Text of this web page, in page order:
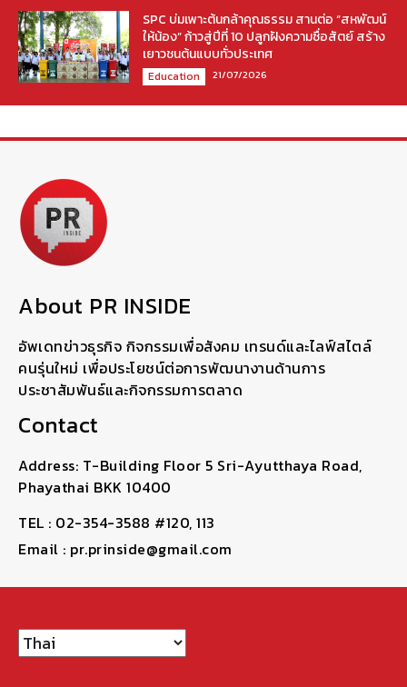
SPC บ่มเพาะต้นกล้าคุณธรรม สานต่อ “สหพัฒน์
ให้น้อง” ก้าวสู่ปีที่ 10 ปลูกฝังความซื่อสัตย์ สร้าง
เยาวชนต้นแบบทั่วประเทศ
Education 21/07/2026
About PR INSIDE
อัพเดทข่าวธุรกิจ กิจกรรมเพื่อสังคม เทรนด์และไลฟ์สไตล์
คนรุ่นใหม่ เพื่อประโยชน์ต่อการพัฒนางานด้านการ
ประชาสัมพันธ์และกิจกรรมการตลาด
Contact
Address: T-Building Floor 5 Sri-Ayutthaya Road,
Phayathai BKK 10400
TEL : 02-354-3588 #120, 113
Email : pr.prinside@gmail.com